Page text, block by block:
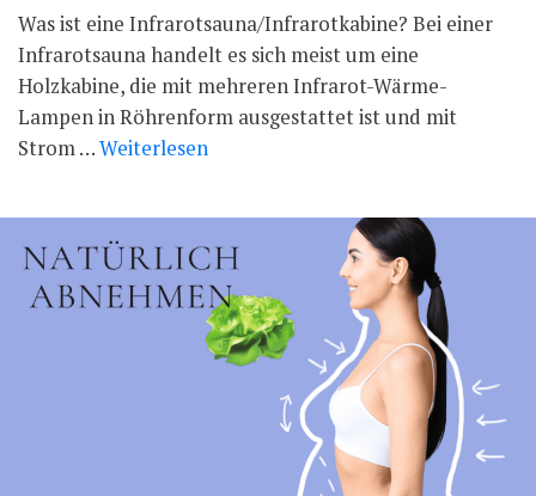
Was ist eine Infrarotsauna/Infrarotkabine? Bei einer
Infrarotsauna handelt es sich meist um eine
Holzkabine, die mit mehreren Infrarot-Wärme-
Lampen in Röhrenform ausgestattet ist und mit
Strom …Weiterlesen